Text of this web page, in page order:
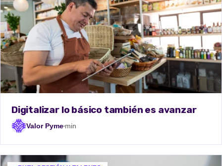
Digitalizar lo básico también es avanzar
Valor Pyme min